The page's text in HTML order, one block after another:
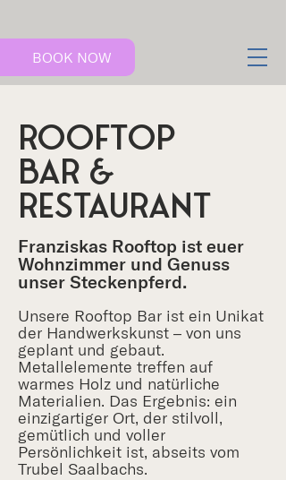
BOOK NOW
ROoftop
bar &
restaurant
Franziskas Rooftop ist euer
Wohnzimmer und Genuss
unser Steckenpferd.
Unsere Rooftop Bar ist ein Unikat
der Handwerkskunst – von uns
geplant und gebaut.
Metallelemente treffen auf
warmes Holz und natürliche
Materialien. Das Ergebnis: ein
einzigartiger Ort, der stilvoll,
gemütlich und voller
Persönlichkeit ist, abseits vom
Trubel Saalbachs.